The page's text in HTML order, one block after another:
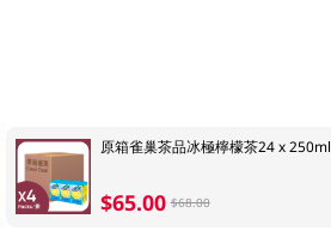
原箱雀巢茶品冰極檸檬茶24 x 250ml
$65.00 $68.00